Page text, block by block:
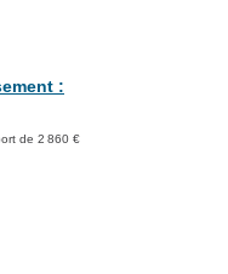
:
de 2 860 €